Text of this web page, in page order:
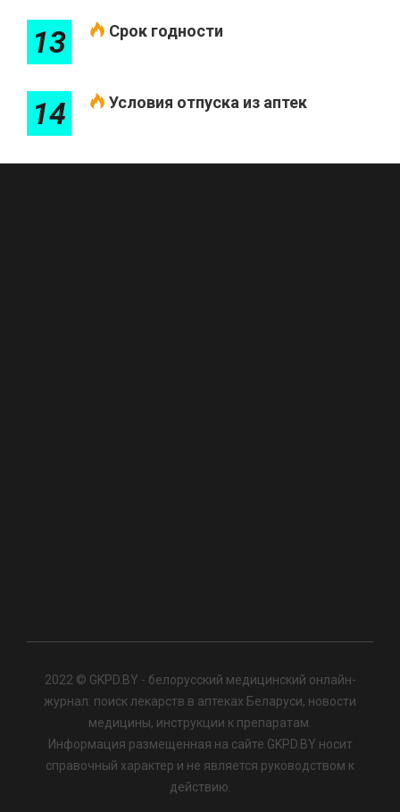
13 Срок годности
14 Условия отпуска из аптек
2022 © GKPD.BY - белорусский медицинский онлайн-
журнал: поиск лекарств в аптеках Беларуси, новости
медицины, инструкции к препаратам.
Информация размещенная на сайте GKPD.BY носит
справочный характер и не является руководством к
действию.